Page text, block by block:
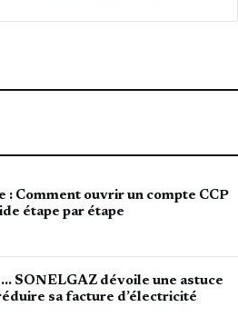
: Comment ouvrir un compte CCP
étape par étape
SONELGAZ dévoile une astuce
sa facture d’électricité